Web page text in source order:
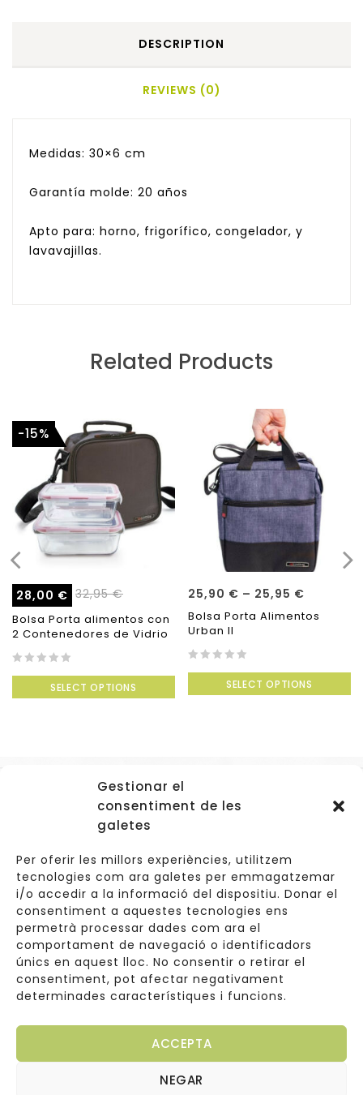
Gestionar el
consentiment de les
galetes
Per oferir les millors experiències, utilitzem
tecnologies com ara galetes per emmagatzemar
i/o accedir a la informació del dispositiu. Donar el
consentiment a aquestes tecnologies ens
permetrà processar dades com ara el
comportament de navegació o identificadors
únics en aquest lloc. No consentir o retirar el
consentiment, pot afectar negativament
determinades característiques i funcions.
ACCEPTA
NEGAR
DESCRIPTION
REVIEWS (0)
Medidas: 30×6 cm
Garantía molde: 20 años
Apto para: horno, frigorífico, congelador, y
lavavajillas.
Related Products
-15%
32,95€
28,00 €
Bolsa Porta alimentos con
2 Contenedores de Vidrio
of
SELECT OPTIONS
25,90 € – 25,95 €
Bolsa Porta Alimentos
Urban II
of
SELECT OPTIONS
Carrer de Valldoreix 45, 08172 Sant Cugat del Vallès
933 157 807 | 691967537
info@cuinetes.shop